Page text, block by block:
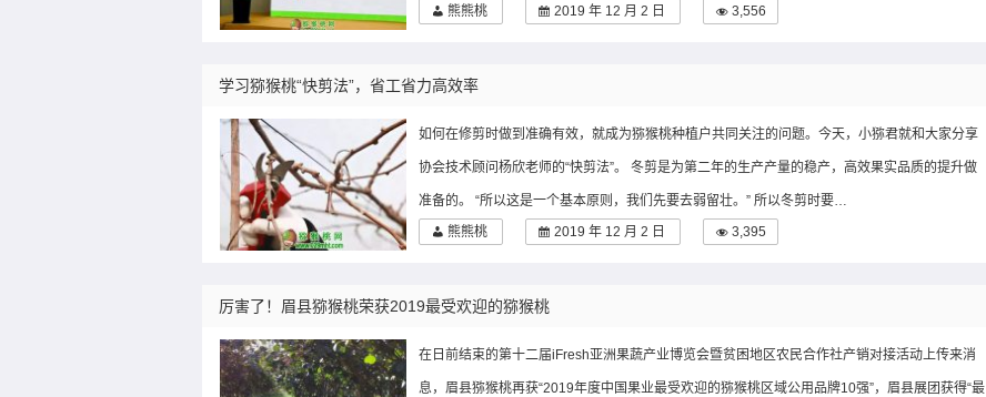
熊熊桃
2019 年 12 月 2 日 3,556
学习猕猴桃“快剪法”，省工省力高效率
如何在修剪时做到准确有效，就成为猕猴桃种植户共同关注的问题。今天，小猕君就和大家分享
协会技术顾问杨欣老师的“快剪法”。 冬剪是为第二年的生产产量的稳产，高效果实品质的提升做
准备的。 “所以这是一个基本原则，我们先要去弱留壮。” 所以冬剪时要…
熊熊桃
2019 年 12 月 2 日 3,395
厉害了！眉县猕猴桃荣获2019最受欢迎的猕猴桃
在日前结束的第十二届iFresh亚洲果蔬产业博览会暨贫困地区农民合作社产销对接活动上传来消
息，眉县猕猴桃再获“2019年度中国果业最受欢迎的猕猴桃区域公用品牌10强”，眉县展团获得“最